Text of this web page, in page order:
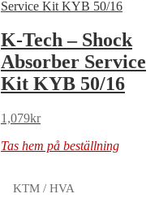
K-Tech – Shock
Absorber Service
Kit KYB 50/16
1,079kr
Tas hem på beställning
KTM / HVA